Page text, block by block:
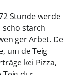
Stunde werde
scho starch
Arbet. De
um de Teig
kei Pizza,